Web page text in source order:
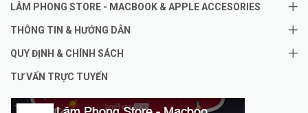
LÂM PHONG STORE - MACBOOK & APPLE ACCESORIES
THÔNG TIN & HƯỚNG DẪN
QUY ĐỊNH & CHÍNH SÁCH
TƯ VẤN TRỰC TUYẾN